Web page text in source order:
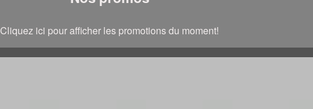
Cliquez ici pour afficher les promotions du moment!